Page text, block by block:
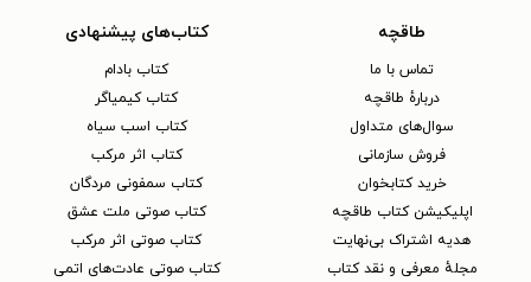
طاقچه
تماس با ما
دربارهٔ طاقچه
سوال‌های متداول
فروش سازمانی
خرید کتابخوان
اپلیکیشن کتاب طاقچه
هدیه اشتراک بی‌نهایت
مجلهٔ معرفی و نقد کتاب
کتاب‌های پیشنهادی
کتاب بادام
کتاب کیمیاگر
کتاب اسب سیاه
کتاب اثر مرکب
کتاب سمفونی مردگان
کتاب صوتی ملت عشق
کتاب صوتی اثر مرکب
کتاب صوتی عادت‌های اتمی